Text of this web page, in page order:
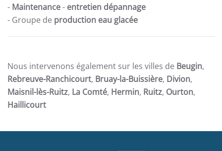
- Maintenance- entretien dépannage
- Groupe de production eau glacée
Nous intervenons également sur les villes de Beugin,
Rebreuve-Ranchicourt, Bruay-la-Buissière, Divion,
Maisnil-lès-Ruitz, La Comté, Hermin, Ruitz, Ourton,
Haillicourt